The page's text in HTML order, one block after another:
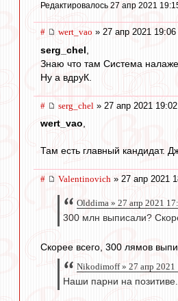
Редактировалось 27 апр 2021
# wert_vao » 27 апр 2021 19:06
serg_chel
Знаю что там Система
Ну а вдруК.
# serg_chel » 27 апр 2021 19:02
wert_vao,
Там есть главный кандидат.
# Valentinovich » 27 апр 2021
Olddima » 27 апр 2021
300 млн выписали?
Скорее всего, 300 лямов
Nikodimoff » 27 апр 2021
Наши парни на